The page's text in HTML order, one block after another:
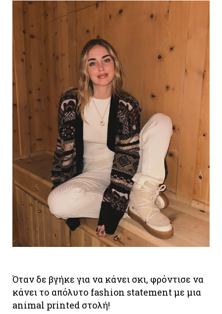
Όταν δε βγήκε για να κάνει σκι, φρόντισε να
κάνει το απόλυτο fashion statement με μια
animal printed στολή!